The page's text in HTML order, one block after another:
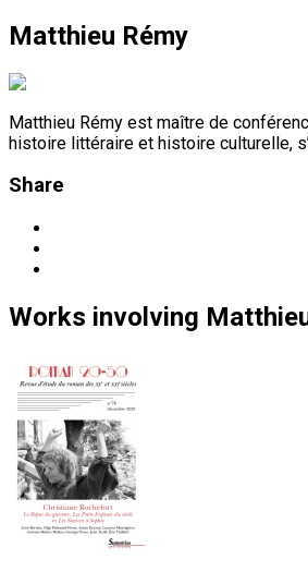
Matthieu Rémy
Matthieu Rémy est maître de
histoire littéraire et histoire culturelle,
Share
Works involving